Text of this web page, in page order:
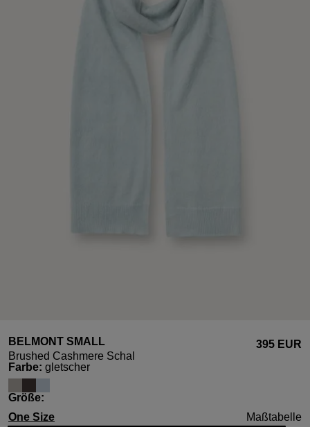
BELMONT SMALL
Brushed Cashmere Schal
395 EUR
Farbeauswählen
: gletscher
Größeauswählen
:
One Size
Maßtabelle